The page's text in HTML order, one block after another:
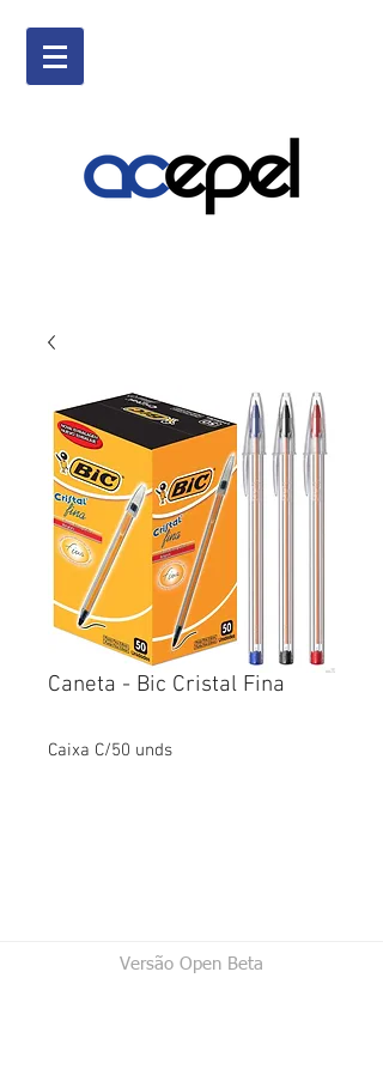
Caneta - Bic Cristal Fina
Caixa C/50 unds
Versão Open Beta